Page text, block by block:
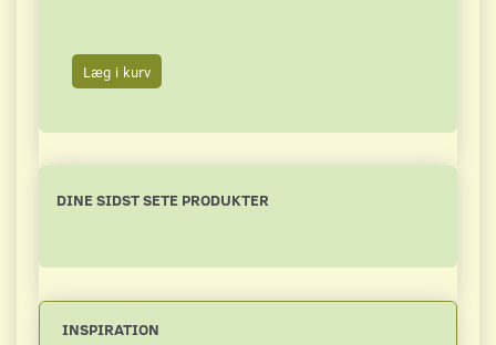
Læg i kurv
DINE SIDST SETE PRODUKTER
INSPIRATION